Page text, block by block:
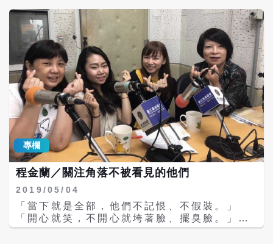
「換成水母抑鬱了」。 據網易報導，日本山口
縣下關市的水族館2024年12月起閉館，計畫
休整至2025年的夏天。最近，飼養員發現館內
的翻車魚狀態不太對勁，連平常最愛吃的水母
都不吃了。牠一副不開心又食欲不振，像罹患
自閉症的樣子讓飼養員很擔心。 水族館開始調
整翻車魚的飲食，發現更換食物依舊沒有辦法
增強食欲，飼養員採取了一個驚人的措施用制
服做了「假人」對著玻璃櫥窗。第二天，翻車
魚就乖乖恢復進食了，原來是沒有遊客的身
影，牠寂寞了，沒想到牠這般「社畜」、喜歡
與人為伴。水族館館方面表示：或許民眾會覺
得難以置信，目前展示中的這條翻車魚好奇心
特別旺盛，閉館前有遊客的話，翻車魚喜歡游
到遊客面前。如今停業，突然沒有遊客來了，
所以翻車魚無精打采了。可能是環境的變化，
會對翻車魚造成影響。 大陸央視指出，翻車魚
是世界上現存最大的硬骨魚之一，牠們的體長
專欄
程金蘭／關注角落不被看見的他們
2019/05/04
「當下就是全部，他們不記恨、不假裝。」
「開心就笑，不開心就垮著臉、擺臭臉。」
「欲言又止，不知道如何表達，內向沒有自信